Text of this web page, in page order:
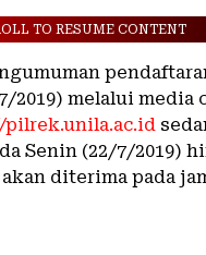
TO RESUME CONTENT
2019) melalui media
Senin (22/7/2019)
akan diterima pada